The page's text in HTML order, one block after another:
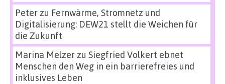
Peterzu Fernwärme, Stromnetz und
Digitalisierung: DEW21 stellt die Weichen für
die Zukunft
Marina Melzerzu Siegfried Volkert ebnet
Menschen den Weg in ein barrierefreies und
inklusives Leben